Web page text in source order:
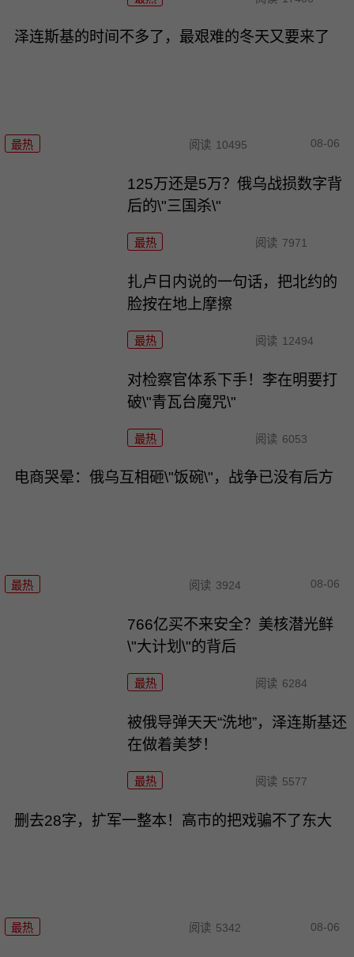
泽连斯基的时间不多了，最艰难的冬天又要来了
最热 阅读 10495 08-06
125万还是5万？俄乌战损数字背
后的\"三国杀\"
最热 阅读 7971
扎卢日内说的一句话，把北约的
脸按在地上摩擦
最热 阅读 12494
对检察官体系下手！李在明要打
破\"青瓦台魔咒\"
最热 阅读 6053
电商哭晕：俄乌互相砸\"饭碗\"，战争已没有后方
最热 阅读 3924 08-06
766亿买不来安全？美核潜光鲜
\"大计划\"的背后
最热 阅读 6284
被俄导弹天天“洗地”，泽连斯基还
在做着美梦！
最热 阅读 5577
删去28字，扩军一整本！高市的把戏骗不了东大
最热 阅读 5342 08-06